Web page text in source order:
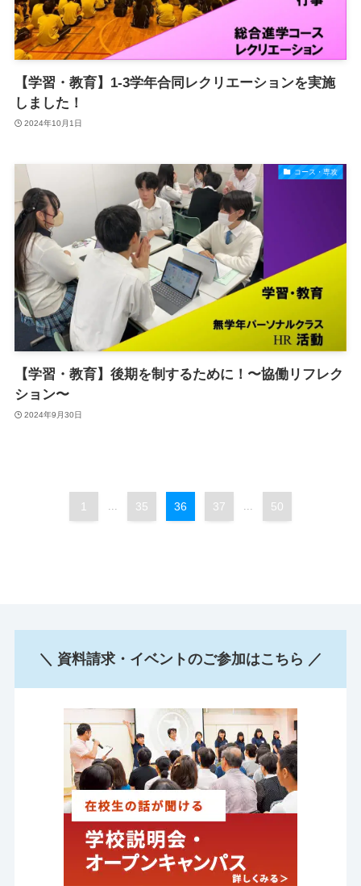
【学習・教育】1-3学年合同レクリエーションを実施
しました！
2024年10月1日
コース・専攻
【学習・教育】後期を制するために！〜協働リフレク
ション〜
2024年9月30日
1 ... 35 36 37 ... 50
＼ 資料請求・イベントのご参加はこちら ／